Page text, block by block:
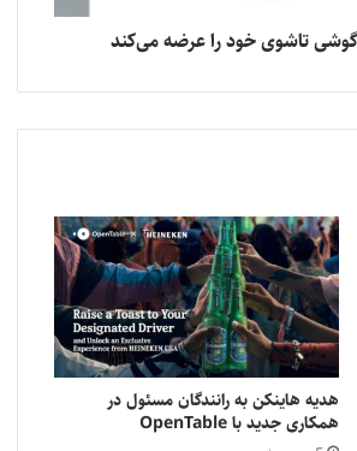
تاشوی خود را عرضه می‌کند
هدیه هاینکن به رانندگان مسئول در
همکاری جدید با OpenTable